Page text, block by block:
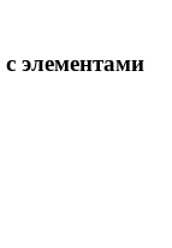
элементами